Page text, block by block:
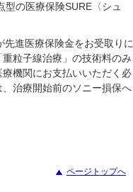
の医療保険SURE〈シュ
先進医療保険金をお受取りに
粒子線治療」の技術料のみ
機関にお支払いいただく必
治療開始前のソニー損保へ
ページトップへ